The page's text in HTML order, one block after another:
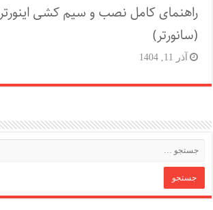
راهنمای کامل نصب و سیم کشی
(سانورتر)
آذر 11, 1404